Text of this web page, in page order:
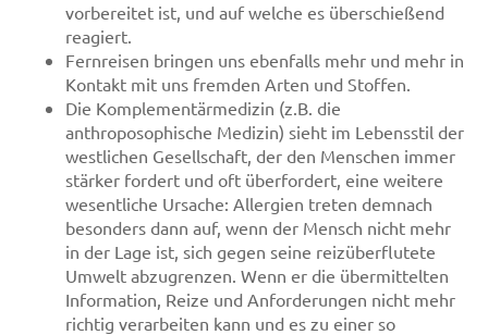
vorbereitet ist, und auf welche es überschießend
reagiert.
Fernreisen bringen uns ebenfalls mehr und mehr in
Kontakt mit uns fremden Arten und Stoffen.
Die Komplementärmedizin (z.B. die
anthroposophische Medizin) sieht im Lebensstil der
westlichen Gesellschaft, der den Menschen immer
stärker fordert und oft überfordert, eine weitere
wesentliche Ursache: Allergien treten demnach
besonders dann auf, wenn der Mensch nicht mehr
in der Lage ist, sich gegen seine reizüberflutete
Umwelt abzugrenzen. Wenn er die übermittelten
Information, Reize und Anforderungen nicht mehr
richtig verarbeiten kann und es zu einer so